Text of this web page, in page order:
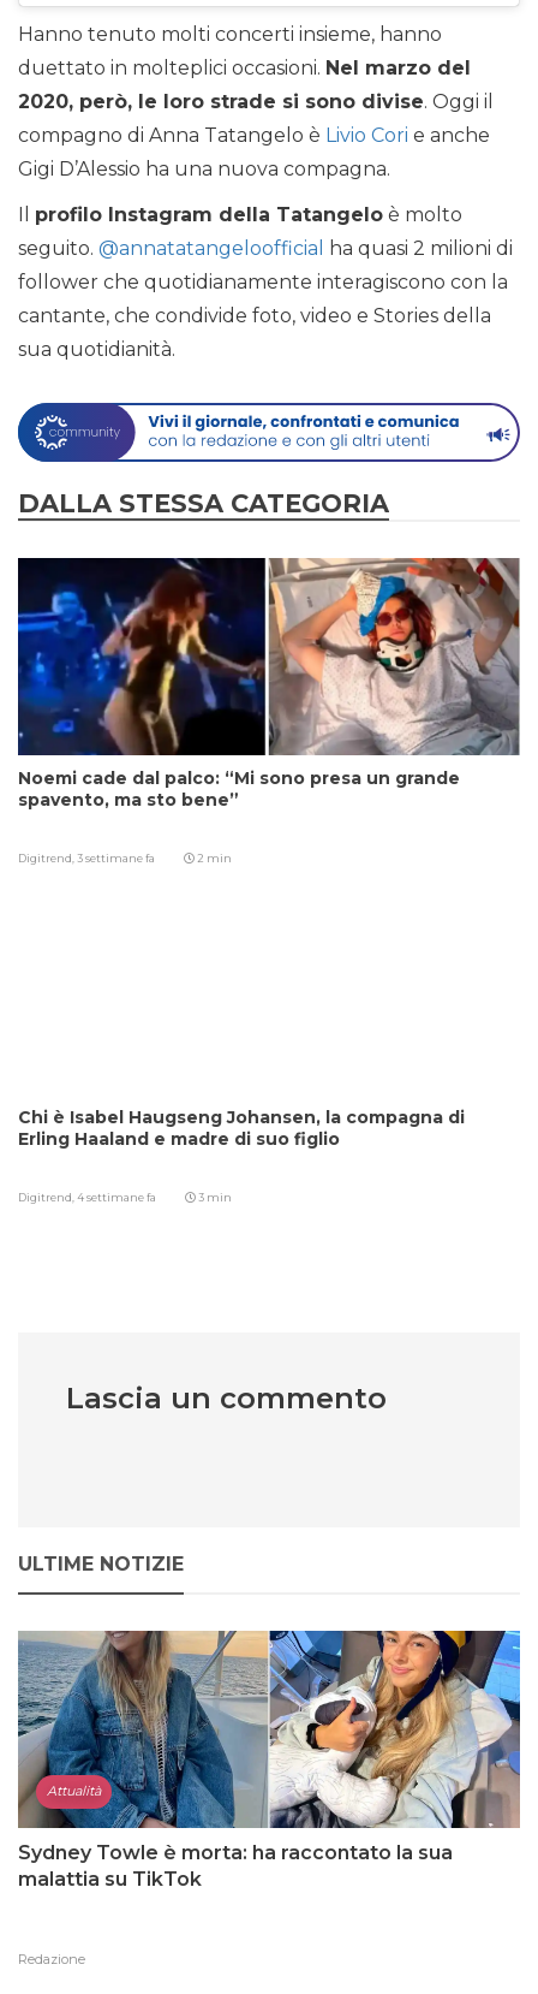
Hanno tenuto molti concerti insieme, hanno
duettato in molteplici occasioni. Nel marzo del
2020, però, le loro strade si sono divise. Oggi il
compagno di Anna Tatangelo è Livio Cori e anche
Gigi D’Alessio ha una nuova compagna.
Il profilo Instagram della Tatangelo è molto
seguito. @annatatangeloofficial
ha quasi 2 milioni di
follower che quotidianamente interagiscono con la
cantante, che condivide foto, video e Stories della
sua quotidianità.
DALLA STESSA CATEGORIA
Noemi cade dal palco: “Mi sono presa un grande
spavento, ma sto bene”
Digitrend, 3 settimane fa 2 min
Chi è Isabel Haugseng Johansen, la compagna di
Erling Haaland e madre di suo figlio
Digitrend, 4 settimane fa 3 min
Lascia un commento
ULTIME NOTIZIE
Attualità
Sydney Towle è morta: ha raccontato la sua
malattia su TikTok
Redazione